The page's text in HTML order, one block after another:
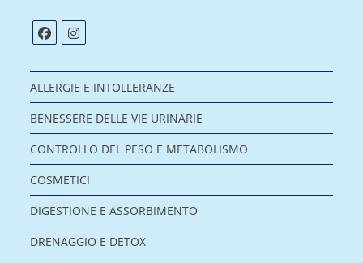
ALLERGIE E INTOLLERANZE
BENESSERE DELLE VIE URINARIE
CONTROLLO DEL PESO E METABOLISMO
COSMETICI
DIGESTIONE E ASSORBIMENTO
DRENAGGIO E DETOX